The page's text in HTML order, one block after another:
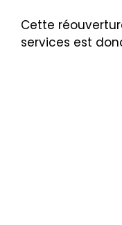
Cette
services est